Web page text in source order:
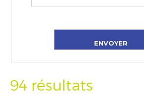
94 résultats